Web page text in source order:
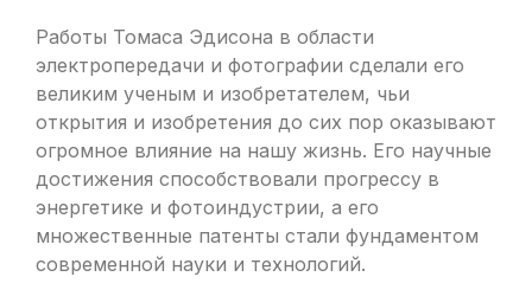
Работы Томаса Эдисона в области
электропередачи и фотографии сделали его
великим ученым и изобретателем, чьи
открытия и изобретения до сих пор оказывают
огромное влияние на нашу жизнь. Его научные
достижения способствовали прогрессу в
энергетике и фотоиндустрии, а его
множественные патенты стали фундаментом
современной науки и технологий.